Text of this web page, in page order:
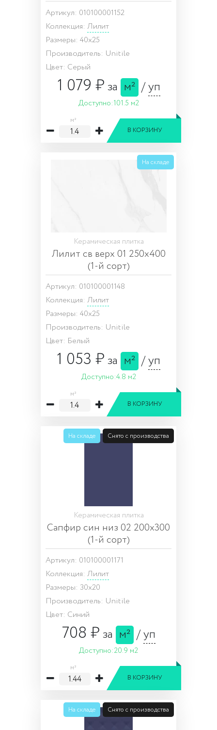
Артикул: 010100001152
Коллекция: Лилит
Размеры: 40x25
Производитель: Unitile
Цвет: Серый
1 079 ₽за м² /уп
Доступно:101.5 м2
м²
В КОРЗИНУ
На складе
Керамическая плитка
Лилит св верх 01 250х400
(1-й сорт)
Артикул: 010100001148
Коллекция: Лилит
Размеры: 40x25
Производитель: Unitile
Цвет: Белый
1 053 ₽за м² /уп
Доступно:4.8 м2
м²
В КОРЗИНУ
На складе Снято с производства
Керамическая плитка
Сапфир син низ 02 200х300
(1-й сорт)
Артикул: 010100001171
Коллекция: Лилит
Размеры: 30x20
Производитель: Unitile
Цвет: Синий
708 ₽за м² /уп
Доступно:20.9 м2
м²
В КОРЗИНУ
На складе Снято с производства